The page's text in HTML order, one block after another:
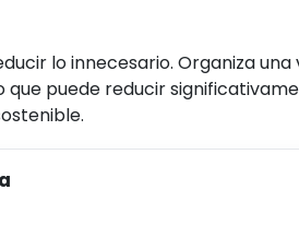
lo innecesario. Organiza
puede reducir